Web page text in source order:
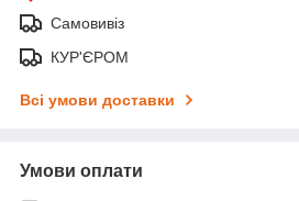
Самовивіз
КУР'ЄРОМ
Всі умови доставки
Умови оплати